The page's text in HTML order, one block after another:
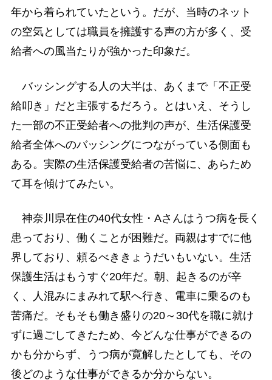
年から着られていたという。だが、当時のネット
の空気としては職員を擁護する声の方が多く、受
給者への風当たりが強かった印象だ。
バッシングする人の大半は、あくまで「不正受
給叩き」だと主張するだろう。とはいえ、そうし
た一部の不正受給者への批判の声が、生活保護受
給者全体へのバッシングにつながっている側面も
ある。実際の生活保護受給者の苦悩に、あらため
て耳を傾けてみたい。
神奈川県在住の40代女性・Aさんはうつ病を長く
患っており、働くことが困難だ。両親はすでに他
界しており、頼るべききょうだいもいない。生活
保護生活はもうすぐ20年だ。朝、起きるのが辛
く、人混みにまみれて駅へ行き、電車に乗るのも
苦痛だ。そもそも働き盛りの20～30代を職に就け
ずに過ごしてきたため、今どんな仕事ができるの
かも分からず、うつ病が寛解したとしても、その
後どのような仕事ができるか分からない。